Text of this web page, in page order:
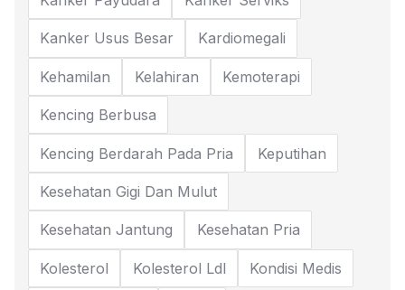
Kanker Usus Besar Kardiomegali
Kehamilan Kelahiran Kemoterapi
Kencing Berbusa
Kencing Berdarah Pada Pria Keputihan
Kesehatan Gigi Dan Mulut
Kesehatan Jantung Kesehatan Pria
Kolesterol Kolesterol Ldl Kondisi Medis